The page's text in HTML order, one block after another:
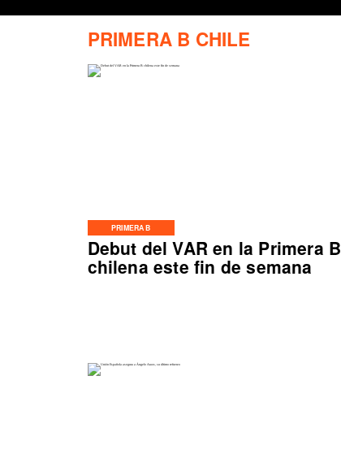
PRIMERA B
Debut del VAR en la Primera B
chilena este fin de semana
PRIMERA B CHILE